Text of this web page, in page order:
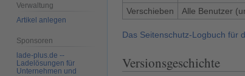
Verschieben
Alle Benutzer
Das Seitenschutz-Logbuch für
Versionsgeschichte
Verwaltung
Artikel anlegen
Sponsoren
lade-plus.de --
Ladelösungen für
Unternehmen und